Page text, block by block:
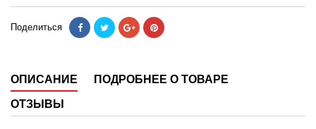
Поделиться
ОПИСАНИЕ
ПОДРОБНЕЕ О ТОВАРЕ
ОТЗЫВЫ